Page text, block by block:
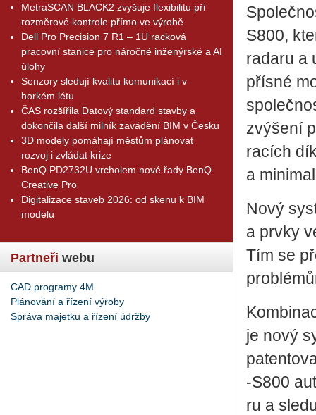
MetraSCAN BLACK2 zvyšuje flexibilitu při
rozměrové kontrole přímo ve výrobě
Dell Pro Precision 7 R1 – 1U racková
pracovní stanice pro náročné inženýrské a AI
úlohy
Senzory sledují kvalitu komunikací i v
horkém létu
ČAS rozšířila Datový standard stavby a
dokončila další milník zavádění BIM v Česku
3D modely pomáhají městům plánovat
rozvoj i zvládat krize
BenQ PD2732U vrcholem nové řady BenQ
Creative Pro
Digitalizace staveb 2026: od skenu k BIM
modelu
Partneři webu
CAD programy 4M
Plánování a řízení výroby
Správa majetku a řízení údržby
S800,
ra­da­ru a
přís­né
zvý­še­ní
ra­cích
a
Nový
a prvky
Tím se
je nový
‑S800
ru a